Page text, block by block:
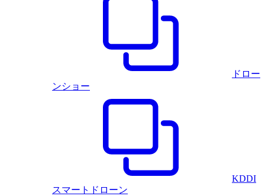
ドロー
ンショー
KDDI
スマートドローン